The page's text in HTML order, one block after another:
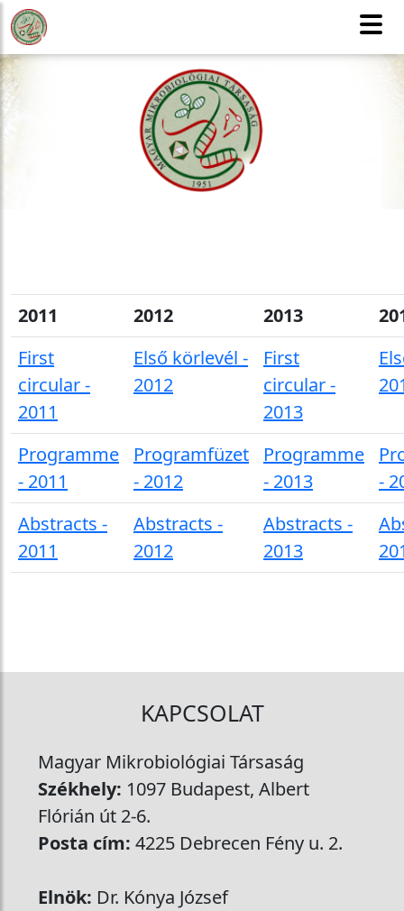
MMT
CSAK TAGOKNAK
2011 2012 2013
First
circular -
2011
Első körlevél -
2012
First
circular -
2013
Programme
- 2011
Programfüzet
- 2012
Programme
- 2013
-
Abstracts -
2011
Abstracts -
2012
Abstracts -
2013
KAPCSOLAT
Magyar Mikrobiológiai Társaság
Székhely: 1097 Budapest, Albert
Flórián út 2-6.
Posta cím: 4225 Debrecen Fény u. 2.
Elnök: Dr. Kónya József